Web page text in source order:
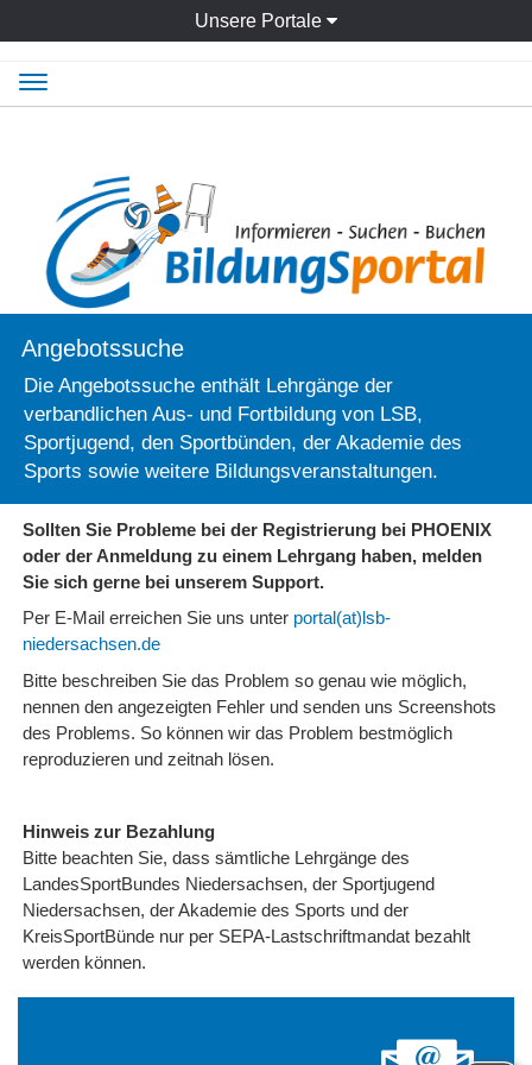
Unsere Portale
Angebotssuche
Die Angebotssuche enthält Lehrgänge der
verbandlichen Aus- und Fortbildung von LSB,
Sportjugend, den Sportbünden, der Akademie des
Sports sowie weitere Bildungsveranstaltungen.
Sollten Sie Probleme bei der Registrierung bei PHOENIX
oder der Anmeldung zu einem Lehrgang haben, melden
Sie sich gerne bei unserem Support.
Per E-Mail erreichen Sie uns unter portal(at)lsb-
niedersachsen.de
Bitte beschreiben Sie das Problem so genau wie möglich,
nennen den angezeigten Fehler und senden uns Screenshots
des Problems. So können wir das Problem bestmöglich
reproduzieren und zeitnah lösen.
Hinweis zur Bezahlung
Bitte beachten Sie, dass sämtliche Lehrgänge des
LandesSportBundes Niedersachsen, der Sportjugend
Niedersachsen, der Akademie des Sports und der
KreisSportBünde nur per SEPA-Lastschriftmandat bezahlt
werden können.
Navigation
ein-/ausblenden